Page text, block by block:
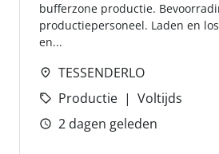
bufferzone productie.
productiepersoneel. Laden en
en...
TESSENDERLO
Productie
Voltijds
2 dagen geleden